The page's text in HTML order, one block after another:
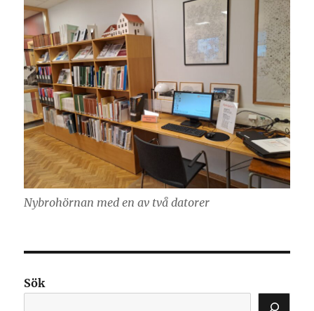
Nybrohörnan med en av två datorer
Sök